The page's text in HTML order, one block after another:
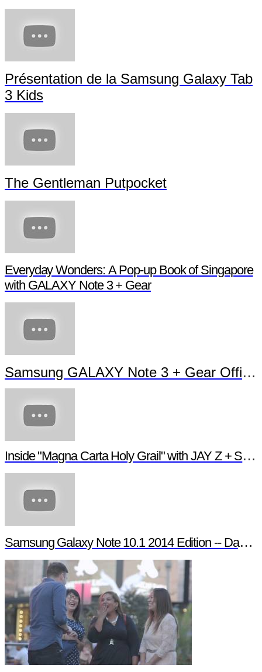
Présentation de la Samsung Galaxy Tab
3 Kids
The Gentleman Putpocket
Everyday Wonders: A Pop-up Book of Singapore
with GALAXY Note 3 + Gear
Samsung GALAXY Note 3 + Gear
Inside "Magna Carta Holy Grail" with JAY Z +
Samsung Galaxy Note 10.1 2014 Edition -- Day in